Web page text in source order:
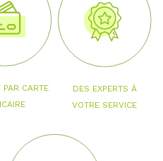
PAR CARTE
DES EXPERTS À
VOTRE SERVICE